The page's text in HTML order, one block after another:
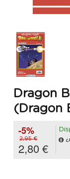
Dragon
(Dragon
-5%
2,95 €
2,80 €